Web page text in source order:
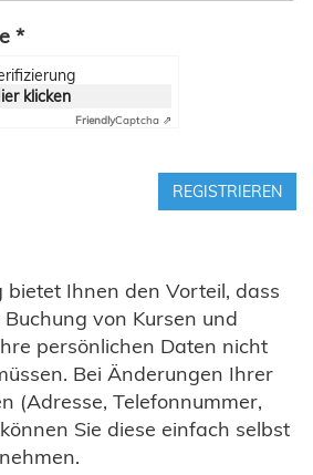
*
klicken
FriendlyCaptcha ⇗
REGISTRIEREN
bietet Ihnen den Vorteil, dass
von Kursen und
persönlichen Daten nicht
Bei Änderungen Ihrer
(Adresse, Telefonnummer,
Sie diese einfach selbst